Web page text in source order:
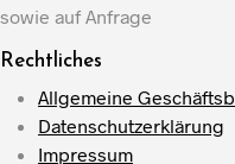
sowie auf Anfrage
Rechtliches
Allgemeine
Datenschutzerklärung
Impressum